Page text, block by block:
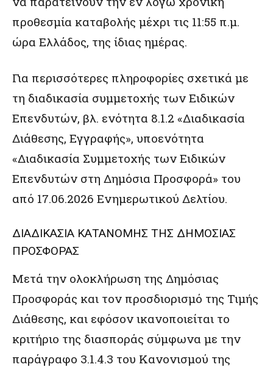
προθεσμία καταβολής μέχρι τις 11:55 π.μ.
ώρα Ελλάδος, της ίδιας ημέρας.
Για περισσότερες πληροφορίες σχετικά με
τη διαδικασία συμμετοχής των Ειδικών
Επενδυτών, βλ. ενότητα 8.1.2 «Διαδικασία
Διάθεσης, Εγγραφής», υποενότητα
«Διαδικασία Συμμετοχής των Ειδικών
Επενδυτών στη Δημόσια Προσφορά» του
από 17.06.2026 Ενημερωτικού Δελτίου.
ΔΙΑΔΙΚΑΣΙΑ ΚΑΤΑΝΟΜΗΣ ΤΗΣ ΔΗΜΟΣΙΑΣ
ΠΡΟΣΦΟΡΑΣ
Μετά την ολοκλήρωση της Δημόσιας
Προσφοράς και τον προσδιορισμό της Τιμής
Διάθεσης, και εφόσον ικανοποιείται το
κριτήριο της διασποράς σύμφωνα με την
παράγραφο 3.1.4.3 του Κανονισμού της